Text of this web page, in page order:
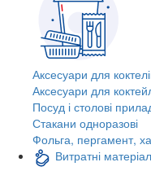
Аксесуари для
Аксесуари для
Посуд і столові
Стакани одноразові
Фольга, пергамент,
Витратні